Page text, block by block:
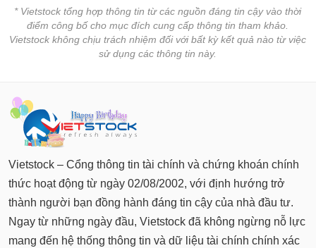
* Vietstock tổng hợp thông tin từ các nguồn đáng tin cậy vào thời
điểm công bố cho mục đích cung cấp thông tin tham khảo.
Vietstock không chịu trách nhiệm đối với bất kỳ kết quả nào từ việc
sử dụng các thông tin này.
Vietstock – Cổng thông tin tài chính và chứng khoán chính
thức hoạt động từ ngày 02/08/2002, với định hướng trở
thành người bạn đồng hành đáng tin cậy của nhà đầu tư.
Ngay từ những ngày đầu, Vietstock đã không ngừng nỗ lực
mang đến hệ thống thông tin và dữ liệu tài chính chính xác